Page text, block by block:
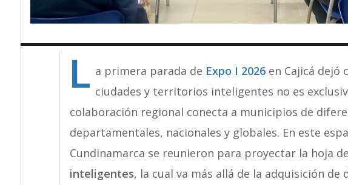
L a primera parada de Expo I 2026en Cajicá dejó
ciudades y territorios inteligentes no es
colaboración regional conecta a municipios de
departamentales, nacionales y globales. En este
Cundinamarca se reunieron para proyectar la hoja
inteligentes, la cual va más allá de la adquisición